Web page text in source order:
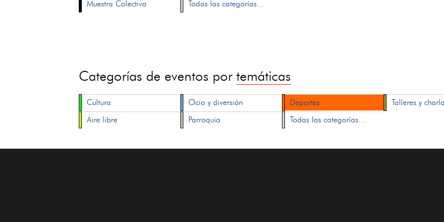
Muestra Colectiva
Todas las categorías...
Categorías de eventos portemáticas
Cultura Ocio y diversión Deportes Talleres y
Aire libre
Parroquia Todas las categorías...